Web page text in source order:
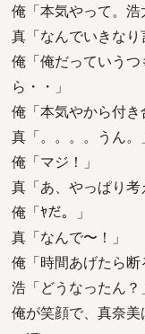
俺「本気やって。浩
真「なんでいきなり
俺「俺だっていう
ら・・」
俺「本気やから付き
真「。。。。うん。
俺「マジ！」
真「あ、やっぱり考
俺「ﾔだ。」
真「なんで〜！」
俺「時間あげたら断
浩「どうなったん？
俺が笑顔で、真奈